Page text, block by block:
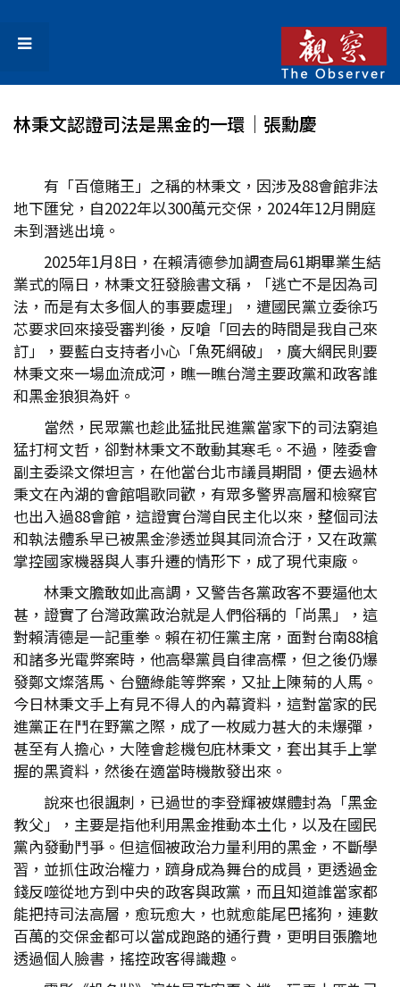
林秉文認證司法是黑金的一環│張勳慶
有「百億賭王」之稱的林秉文，因涉及88會館非法
地下匯兌，自2022年以300萬元交保，2024年12月開庭
未到潛逃出境。
2025年1月8日，在賴清德參加調查局61期畢業生結
業式的隔日，林秉文狂發臉書文稱，「逃亡不是因為司
法，而是有太多個人的事要處理」，遭國民黨立委徐巧
芯要求回來接受審判後，反嗆「回去的時間是我自己來
訂」，要藍白支持者小心「魚死網破」，廣大網民則要
林秉文來一場血流成河，瞧一瞧台灣主要政黨和政客誰
和黑金狼狽為奸。
當然，民眾黨也趁此猛批民進黨當家下的司法窮追
猛打柯文哲，卻對林秉文不敢動其寒毛。不過，陸委會
副主委梁文傑坦言，在他當台北市議員期間，便去過林
秉文在內湖的會館唱歌同歡，有眾多警界高層和檢察官
也出入過88會館，這證實台灣自民主化以來，整個司法
和執法體系早已被黑金滲透並與其同流合汙，又在政黨
掌控國家機器與人事升遷的情形下，成了現代東廠。
林秉文膽敢如此高調，又警告各黨政客不要逼他太
甚，證實了台灣政黨政治就是人們俗稱的「尚黑」，這
對賴清德是一記重拳。賴在初任黨主席，面對台南88槍
和諸多光電弊案時，他高舉黨員自律高標，但之後仍爆
發鄭文燦落馬、台鹽綠能等弊案，又扯上陳菊的人馬。
今日林秉文手上有見不得人的內幕資料，這對當家的民
進黨正在鬥在野黨之際，成了一枚威力甚大的未爆彈，
甚至有人擔心，大陸會趁機包庇林秉文，套出其手上掌
握的黑資料，然後在適當時機散發出來。
說來也很諷刺，已過世的李登輝被媒體封為「黑金
教父」，主要是指他利用黑金推動本土化，以及在國民
黨內發動鬥爭。但這個被政治力量利用的黑金，不斷學
習，並抓住政治權力，躋身成為舞台的成員，更透過金
錢反噬從地方到中央的政客與政黨，而且知道誰當家都
能把持司法高層，愈玩愈大，也就愈能尾巴搖狗，連數
百萬的交保金都可以當成跑路的通行費，更明目張膽地
透過個人臉書，搖控政客得識趣。